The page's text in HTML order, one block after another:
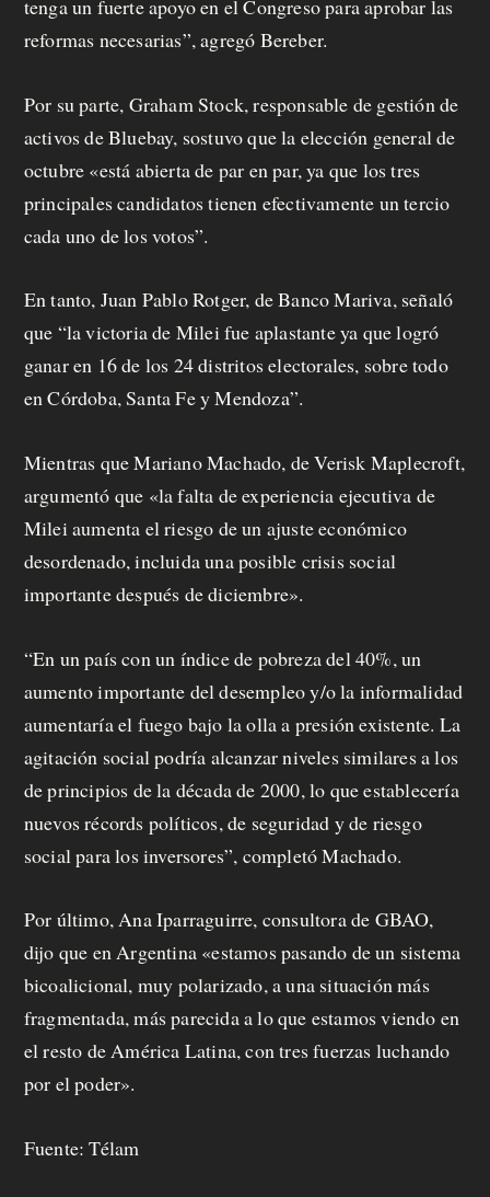
tenga un fuerte apoyo en el Congreso para aprobar las
reformas necesarias”, agregó Bereber.
Por su parte, Graham Stock, responsable de gestión de
activos de Bluebay, sostuvo que la elección general de
octubre «está abierta de par en par, ya que los tres
principales candidatos tienen efectivamente un tercio
cada uno de los votos”.
En tanto, Juan Pablo Rotger, de Banco Mariva, señaló
que “la victoria de Milei fue aplastante ya que logró
ganar en 16 de los 24 distritos electorales, sobre todo
en Córdoba, Santa Fe y Mendoza”.
Mientras que Mariano Machado, de Verisk Maplecroft,
argumentó que «la falta de experiencia ejecutiva de
Milei aumenta el riesgo de un ajuste económico
desordenado, incluida una posible crisis social
importante después de diciembre».
“En un país con un índice de pobreza del 40%, un
aumento importante del desempleo y/o la informalidad
aumentaría el fuego bajo la olla a presión existente. La
agitación social podría alcanzar niveles similares a los
de principios de la década de 2000, lo que establecería
nuevos récords políticos, de seguridad y de riesgo
social para los inversores”, completó Machado.
Por último, Ana Iparraguirre, consultora de GBAO,
dijo que en Argentina «estamos pasando de un sistema
bicoalicional, muy polarizado, a una situación más
fragmentada, más parecida a lo que estamos viendo en
el resto de América Latina, con tres fuerzas luchando
por el poder».
Fuente: Télam